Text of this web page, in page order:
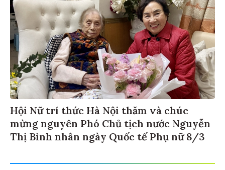
Hội Nữ trí thức Hà Nội thăm và chúc
mừng nguyên Phó Chủ tịch nước Nguyễn
Thị Bình nhân ngày Quốc tế Phụ nữ 8/3